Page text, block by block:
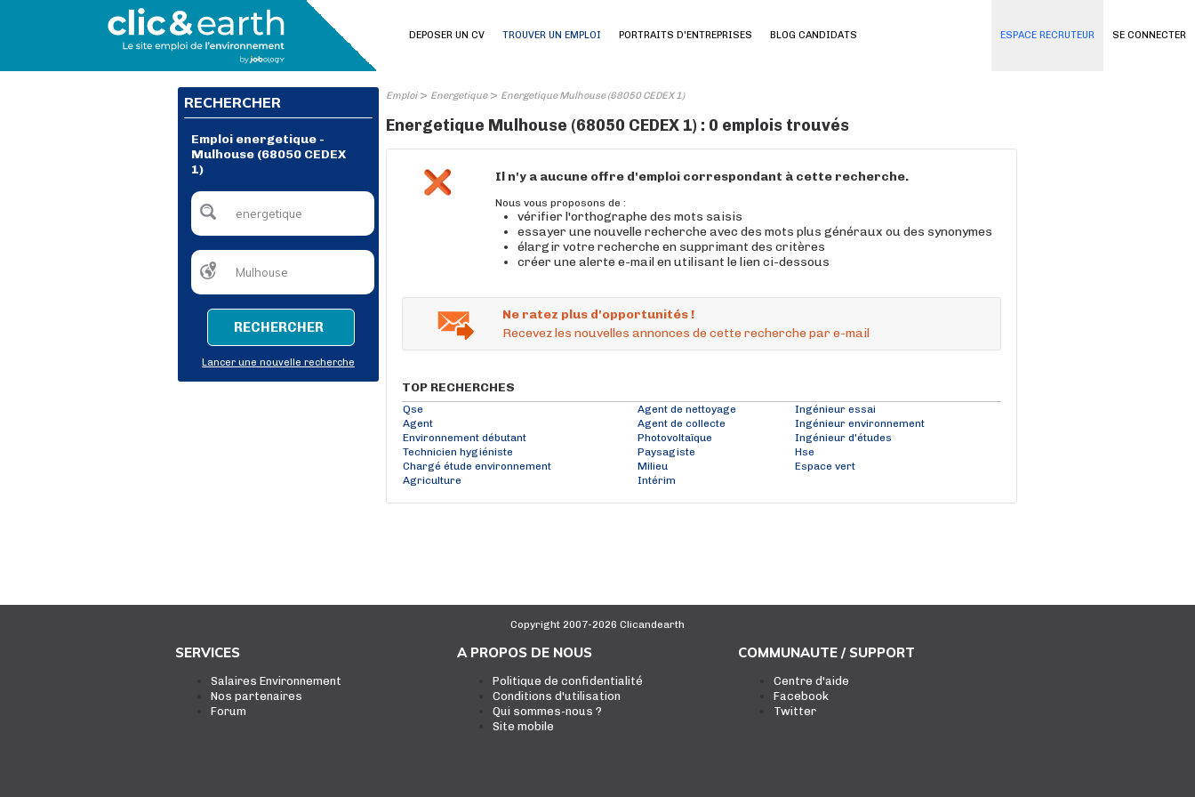
SE CONNECTER
DEPOSER UN CV TROUVER UN EMPLOI PORTRAITS D'ENTREPRISES BLOG CANDIDATS ESPACE RECRUTEUR
RECHERCHER
Emploi energetique -
Mulhouse (68050 CEDEX
1)
RECHERCHER
Lancer une nouvelle recherche
Emploi> Energetique> Energetique Mulhouse (68050 CEDEX 1)
Energetique Mulhouse (68050 CEDEX 1) : 0 emplois trouvés
Il n'y a aucune offre d'emploi correspondant à cette recherche.
Nous vous proposons de :
vérifier l'orthographe des mots saisis
essayer une nouvelle recherche avec des mots plus généraux ou des synonymes
élargir votre recherche en supprimant des critères
créer une alerte e-mail en utilisant le lien ci-dessous
Ne ratez plus d'opportunités !
Recevez les nouvelles annonces de cette recherche par e-mail
TOP RECHERCHES
Qse Agent de nettoyage
Ingénieur essai
Agent
Agent de collecte
Ingénieur environnement
Environnement débutant
Photovoltaïque
Ingénieur d'études
Technicien hygiéniste
Paysagiste
Hse
Chargé étude environnement
Milieu
Espace vert
Agriculture
Intérim
Copyright 2007-2026 Clicandearth
SERVICES
Salaires Environnement
Nos partenaires
Forum
A PROPOS DE NOUS
Politique de confidentialité
Conditions d'utilisation
Qui sommes-nous ?
Site mobile
COMMUNAUTE / SUPPORT
Centre d'aide
Facebook
Twitter